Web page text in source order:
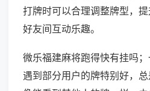
打牌时可以合理调整牌型，
好友间互动乐趣。
微乐福建麻将跑得快有挂吗
遇到部分用户的牌特别好，